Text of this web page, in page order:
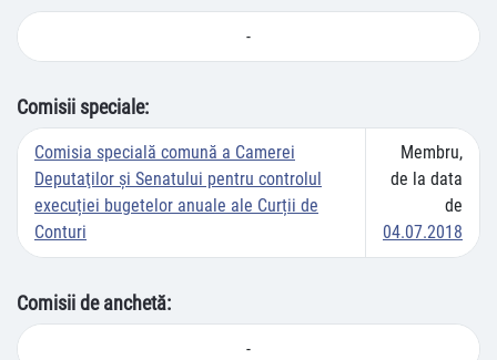
-
Comisii speciale:
Comisia specială comună a Camerei
Deputaţilor şi Senatului pentru controlul
execuției bugetelor anuale ale Curții de
Conturi
Membru,
de la data
de
04.07.2018
Comisii de anchetă:
-